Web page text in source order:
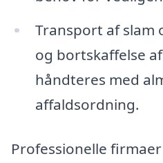
Transport af slam
og bortskaffelse
håndteres med
affaldsordning.
Professionelle